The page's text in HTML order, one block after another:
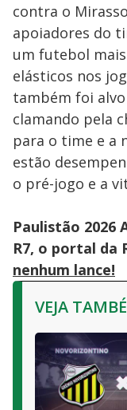
contra o
apoiadores do
um futebol
elásticos nos
também foi
clamando pela
para o time e a
estão
o pré-jogo e a
Paulistão 2026
R7, o portal da
nenhum lance!
VEJA